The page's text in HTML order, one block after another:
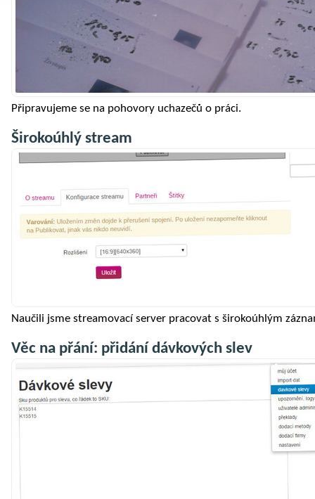
Připravujeme se na pohovory uchazečů o práci.
Širokoúhlý stream
Naučili jsme streamovací server pracovat s širokoúhlým
Věc na přání: přidání dávkových slev